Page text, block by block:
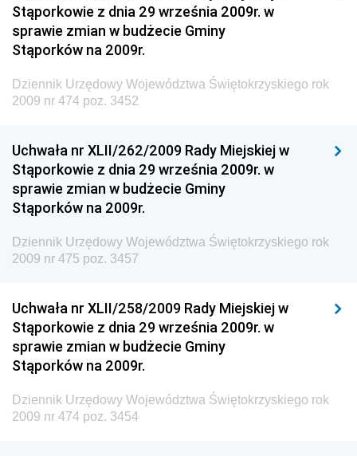
Dziennik Urzędowy Ministra Finansów, Funduszy i
Polityki Regionalnej
Dziennik Urzędowy Ministra Rozwoju, Pracy i
Technologii
Dziennik Urzędowy Ministra Kultury, Dziedzictwa
Dziennik Urzędowy Ministra Rodziny i Polityki
Społecznej
Dziennik Urzędowy Komendy Głównej Straży
Granicznej
Dziennik Urzędowy Głównego Inspektoratu Transportu
Drogowego
Dziennik Urzędowy Komendy Głównej Policji
Dziennik Urzędowy Ministra Pracy i Polityki
Społecznej
Dziennik Urzędowy Ministra Transportu, Budownictwa
i Gospodarki Morskiej
Stąporkowie z dnia 29 września 2009r. w
sprawie zmian w budżecie Gminy
Stąporków na 2009r.
Dziennik Urzędowy Województwa Świętokrzyskiego rok
2009 nr 474 poz. 3452
Uchwała nr XLII/262/2009 Rady Miejskiej w
Stąporkowie z dnia 29 września 2009r. w
sprawie zmian w budżecie Gminy
Stąporków na 2009r.
Dziennik Urzędowy Województwa Świętokrzyskiego rok
2009 nr 475 poz. 3457
Uchwała nr XLII/258/2009 Rady Miejskiej w
Stąporkowie z dnia 29 września 2009r. w
sprawie zmian w budżecie Gminy
Stąporków na 2009r.
Dziennik Urzędowy Województwa Świętokrzyskiego rok
2009 nr 474 poz. 3454